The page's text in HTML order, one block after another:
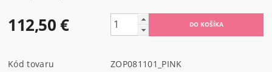
112,50 €
Kód tovaru
ZOP081101_PINK